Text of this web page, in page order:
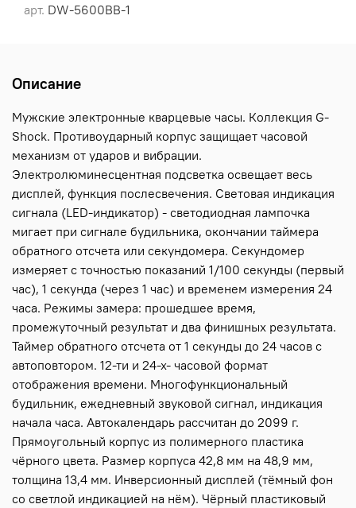
арт. DW-5600BB-1
Описание
Мужские электронные кварцевые часы. Коллекция G-
Shock. Противоударный корпус защищает часовой
механизм от ударов и вибрации.
Электролюминесцентная подсветка освещает весь
дисплей, функция послесвечения. Световая индикация
сигнала (LED-индикатор) - светодиодная лампочка
мигает при сигнале будильника, окончании таймера
обратного отсчета или секундомера. Секундомер
измеряет с точностью показаний 1/100 секунды (первый
час), 1 секунда (через 1 час) и временем измерения 24
часа. Режимы замера: прошедшее время,
промежуточный результат и два финишных результата.
Таймер обратного отсчета от 1 секунды до 24 часов с
автоповтором. 12-ти и 24-х- часовой формат
отображения времени. Многофункциональный
будильник, ежедневный звуковой сигнал, индикация
начала часа. Автокалендарь рассчитан до 2099 г.
Прямоугольный корпус из полимерного пластика
чёрного цвета. Размер корпуса 42,8 мм на 48,9 мм,
толщина 13,4 мм. Инверсионный дисплей (тёмный фон
со светлой индикацией на нём). Чёрный пластиковый